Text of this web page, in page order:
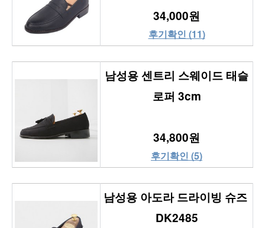
34,000원
후기확인 (11)
남성용 센트리 스웨이드 태슬
로퍼 3cm
34,800원
후기확인 (5)
남성용 아도라 드라이빙 슈즈
DK2485